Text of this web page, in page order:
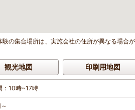
験の集合場所は、実施会社の住所が異なる場合
観光地図 印刷用地図
：10時~17時